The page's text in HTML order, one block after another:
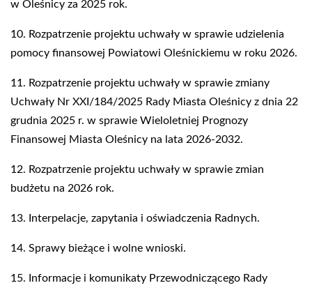
w Oleśnicy za 2025 rok.
10. Rozpatrzenie projektu uchwały w sprawie udzielenia
pomocy finansowej Powiatowi Oleśnickiemu w roku 2026.
11. Rozpatrzenie projektu uchwały w sprawie zmiany
Uchwały Nr XXI/184/2025 Rady Miasta Oleśnicy z dnia 22
grudnia 2025 r. w sprawie Wieloletniej Prognozy
Finansowej Miasta Oleśnicy na lata 2026-2032.
12. Rozpatrzenie projektu uchwały w sprawie zmian
budżetu na 2026 rok.
13. Interpelacje, zapytania i oświadczenia Radnych.
14. Sprawy bieżące i wolne wnioski.
15. Informacje i komunikaty Przewodniczącego Rady